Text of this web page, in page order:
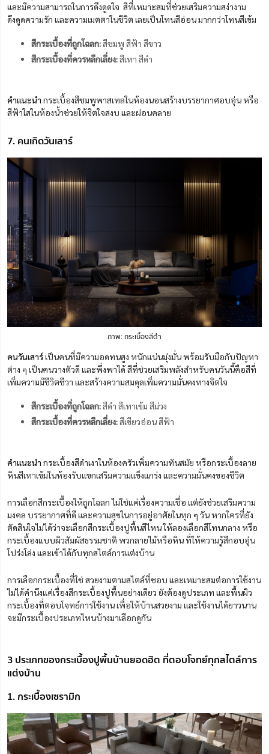
และมีความสามารถในการดึงดูดใจ สีที่เหมาะสมที่ช่วยเสริมความสง่างาม
ดึงดูดความรัก และความเมตตาในชีวิต เลยเป็นโทนสีอ่อน มากกว่าโทนสีเข้ม
สีกระเบื้องที่ถูกโฉลก:สีชมพู สีฟ้า สีขาว
สีกระเบื้องที่ควรหลีกเลี่ยง:สีเทา สีดำ
คำแนะนำ กระเบื้องสีชมพูพาสเทลในห้องนอนสร้างบรรยากาศอบอุ่น หรือ
สีฟ้าใสในห้องน้ำช่วยให้จิตใจสงบ และผ่อนคลาย
7. คนเกิดวันเสาร์
ภาพ: กระเบื้องสีดำ
คนวันเสาร์เป็นคนที่มีความอดทนสูง หนักแน่นมุ่งมั่น พร้อมรับมือกับปัญหา
ต่าง ๆ เป็นคนวางตัวดี และพึ่งพาได้ สีที่ช่วยเสริมพลังสำหรับคนวันนี้คือสีที่
เพิ่มความมีชีวิตชีวา และสร้างความสมดุลเพิ่มความมั่นคงทางจิตใจ
สีกระเบื้องที่ถูกโฉลก:สีดำ สีเทาเข้ม สีม่วง
สีกระเบื้องที่ควรหลีกเลี่ยง:สีเขียวอ่อน สีฟ้า
คำแนะนำ กระเบื้องสีดำเงาในห้องครัวเพิ่มความทันสมัย หรือกระเบื้องลาย
หินสีเทาเข้มในห้องรับแขกเสริมความแข็งแกร่ง และความมั่นคงของชีวิต
การเลือกสีกระเบื้องให้ถูกโฉลก ไม่ใช่แค่เรื่องความเชื่อ แต่ยังช่วยเสริมความ
มงคล บรรยากาศที่ดี และความสุขในการอยู่อาศัยในทุก ๆ วัน หากใครที่ยัง
ตัดสินใจไม่ได้ว่าจะเลือกสีกระเบื้องปูพื้นสีไหน ให้ลองเลือกสีโทนกลาง หรือ
กระเบื้องแบบผิวสัมผัสธรรมชาติ พวกลายไม้หรือหิน ที่ให้ความรู้สึกอบอุ่น
โปร่งโล่ง และเข้าได้กับทุกสไตล์การแต่งบ้าน
การเลือกกระเบื้องที่ใช่ สวยงามตามสไตล์ที่ชอบ และเหมาะสมต่อการใช้งาน
ไม่ได้คำนึงแค่เรื่องสีกระเบื้องปูพื้นอย่างเดียว ยังต้องดูประเภท และพื้นผิว
กระเบื้องที่ตอบโจทย์การใช้งาน เพื่อให้บ้านสวยงาม และใช้งานได้ยาวนาน
จะมีกระเบื้องประเภทไหนบ้างมาเลือกดูกัน
3 ประเภทของกระเบื้องปูพื้นบ้านยอดฮิต ที่ตอบโจทย์ทุกสไตล์การ
แต่งบ้าน
1. กระเบื้องเซรามิก